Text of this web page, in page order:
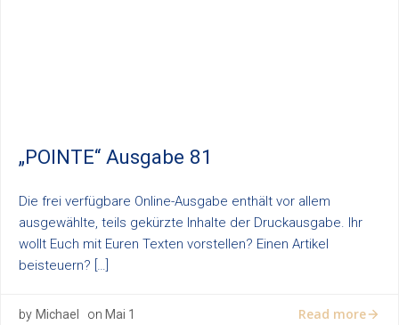
„POINTE“ Ausgabe 81
Die frei verfügbare Online-Ausgabe enthält vor allem
ausgewählte, teils gekürzte Inhalte der Druckausgabe. Ihr
wollt Euch mit Euren Texten vorstellen? Einen Artikel
beisteuern? […]
by Michael on Mai 1 Read more